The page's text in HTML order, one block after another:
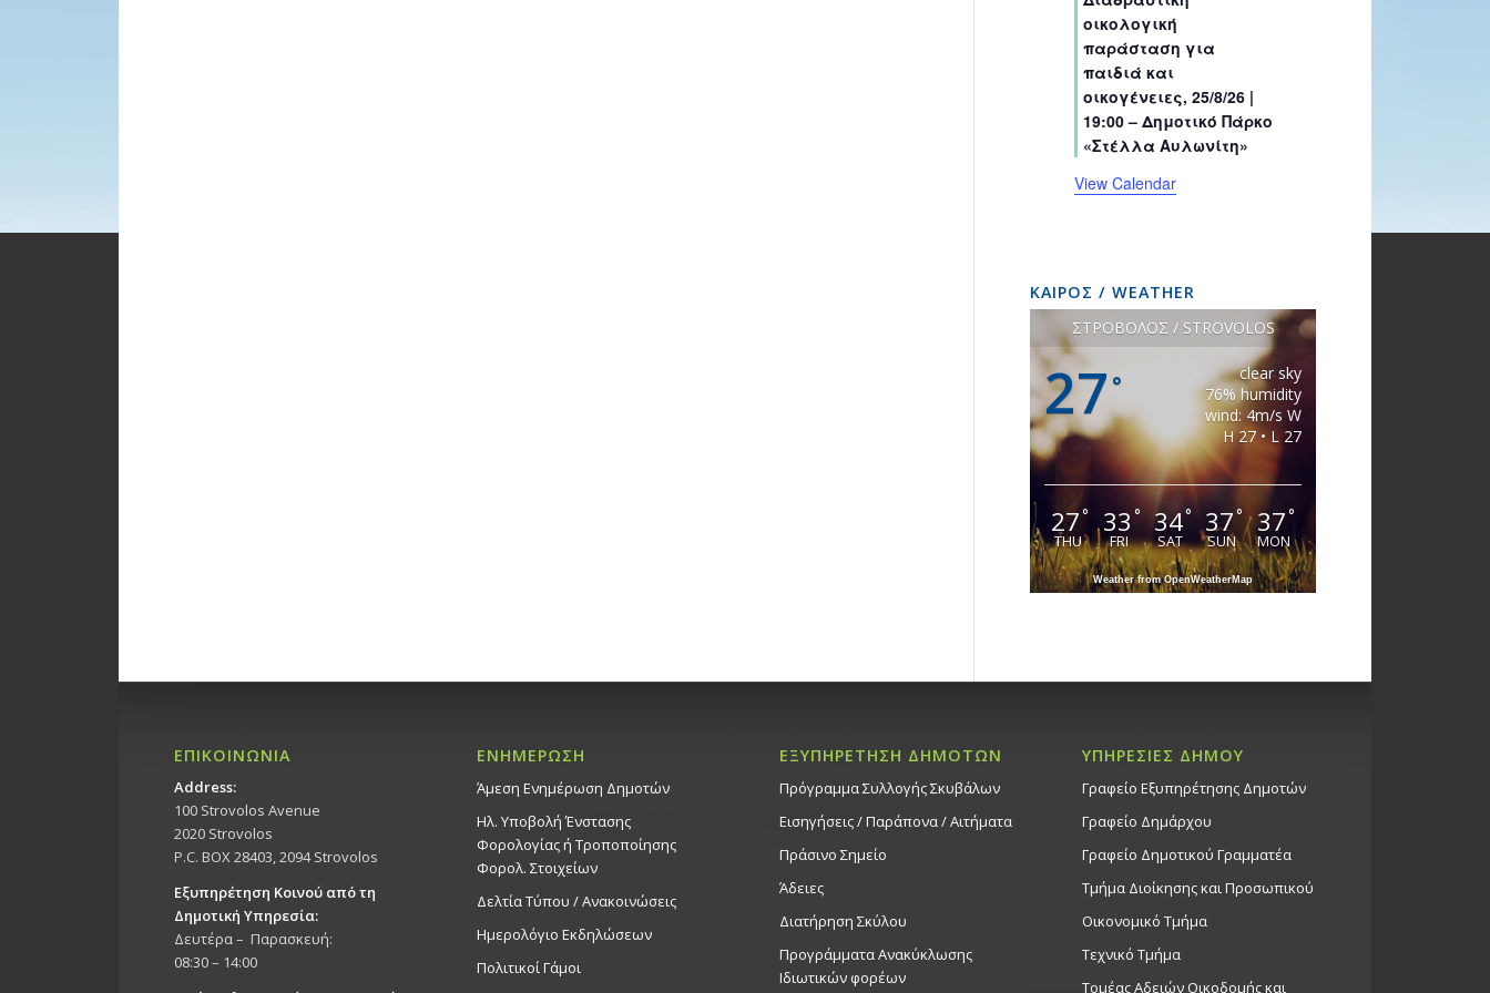
sssss
t
s
t
s
t
s
t
s
t
s
t
s
οικολογική
παράσταση για
παιδιά και
οικογένειες, 25/8/26 |
19:00 – Δημοτικό Πάρκο
«Στέλλα Αυλωνίτη»
View Calendar
ΚΑΙΡΟΣ / WEATHER
ΣΤΡΟΒΟΛΟΣ / STROVOLOS
27 °
clear sky
76% humidity
wind: 4m/s W
H 27 • L 27
27°
THU
33°
FRI
34°
SAT
37°
SUN
37°
MON
Weather from OpenWeatherMap
ΕΠΙΚΟΙΝΩΝΙΑ
Address:
100 Strovolos Avenue
2020 Strovolos
P.C. BOX 28403, 2094 Strovolos
Εξυπηρέτηση Κοινού από τη
Δημοτική Υπηρεσία:
Δευτέρα – Παρασκευή:
08:30 – 14:00
ΕΝΗΜΕΡΩΣΗ
Άμεση Ενημέρωση Δημοτών
Ηλ. Υποβολή Ένστασης
Φορολογίας ή Τροποποίησης
Φορολ. Στοιχείων
Δελτία Τύπου / Ανακοινώσεις
Ημερολόγιο Εκδηλώσεων
Πολιτικοί Γάμοι
ΕΞΥΠΗΡΕΤΗΣΗ ΔΗΜΟΤΩΝ
Πρόγραμμα Συλλογής Σκυβάλων
Εισηγήσεις / Παράπονα / Αιτήματα
Πράσινο Σημείο
Άδειες
Διατήρηση Σκύλου
Προγράμματα Ανακύκλωσης
Ιδιωτικών φορέων
ΥΠΗΡΕΣΙΕΣ ΔΗΜΟΥ
Γραφείο Εξυπηρέτησης Δημοτών
Γραφείο Δημάρχου
Γραφείο Δημοτικού Γραμματέα
Τμήμα Διοίκησης και Προσωπικού
Οικονομικό Τμήμα
Τεχνικό Τμήμα
Τομέας Αδειών Οικοδομής και